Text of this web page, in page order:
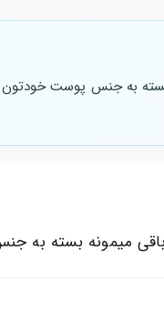
به جنس پوست خودتون
میمونه بسته به